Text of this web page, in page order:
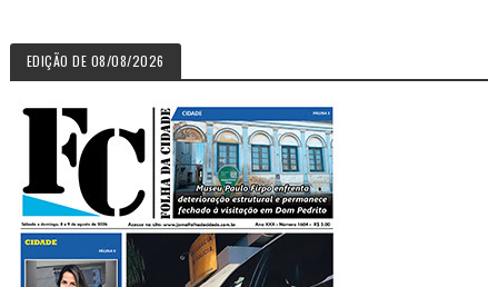
EDIÇÃO DE 08/08/2026